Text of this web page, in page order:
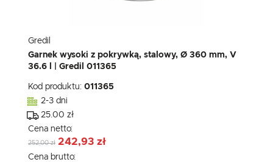
Gredil
Garnek wysoki z pokrywką, stalowy, Ø 360 mm, V
36.6 l | Gredil 011365
Kod produktu: 011365
2-3 dni
25.00 zł
Cena netto:
252,00 zł 242,93 zł
Cena brutto: